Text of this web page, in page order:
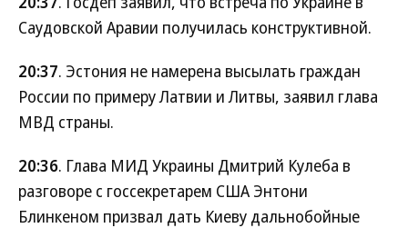
Саудовской Аравии получилась конструктивной.
20:37. Эстония не намерена высылать граждан
России по примеру Латвии и Литвы, заявил глава
МВД страны.
20:36. Глава МИД Украины Дмитрий Кулеба в
разговоре с госсекретарем США Энтони
Блинкеном призвал дать Киеву дальнобойные